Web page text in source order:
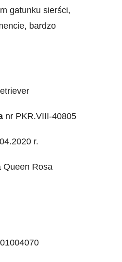
gatunku sierści,
bardzo
nr PKR.VIII-40805
r.
Queen Rosa